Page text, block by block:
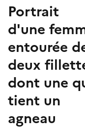
Portrait
d'une
entourée
deux
dont une
tient un
agneau